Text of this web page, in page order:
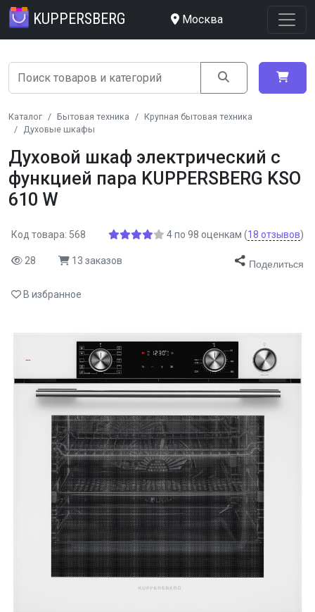
KUPPERSBERG Москва
Каталог Бытовая техника
Крупная бытовая техника
Духовые шкафы
Духовой шкаф электрический с
функцией пара KUPPERSBERG KSO
610 W
Код товара: 568 4по 98 оценкам (18 отзывов)
28 13 заказов Поделиться
В избранное